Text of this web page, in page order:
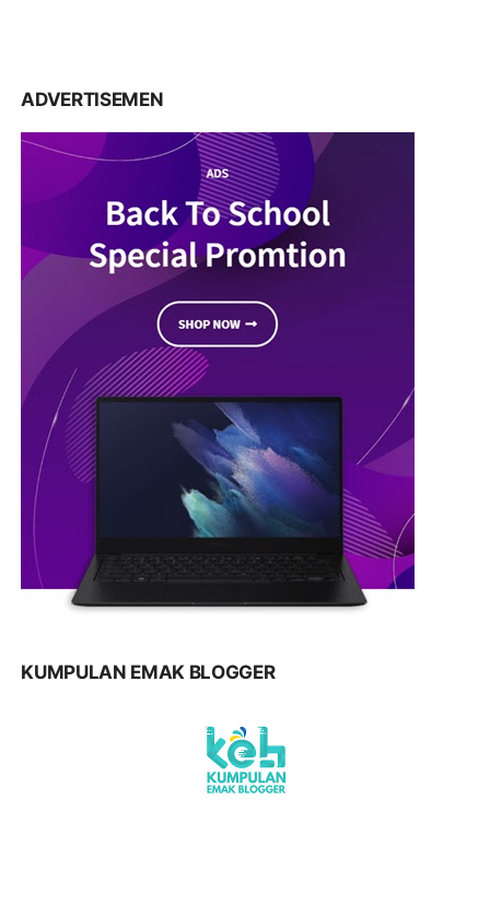
ADVERTISEMEN
KUMPULAN EMAK BLOGGER